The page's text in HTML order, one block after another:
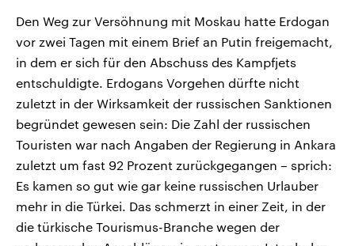
Den Weg zur Versöhnung mit Moskau hatte Erdogan
vor zwei Tagen mit einem Brief an Putin freigemacht,
in dem er sich für den Abschuss des Kampfjets
entschuldigte. Erdogans Vorgehen dürfte nicht
zuletzt in der Wirksamkeit der russischen Sanktionen
begründet gewesen sein: Die Zahl der russischen
Touristen war nach Angaben der Regierung in Ankara
zuletzt um fast 92 Prozent zurückgegangen – sprich:
Es kamen so gut wie gar keine russischen Urlauber
mehr in die Türkei. Das schmerzt in einer Zeit, in der
die türkische Tourismus-Branche wegen der